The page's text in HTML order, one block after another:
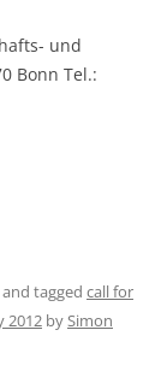
und
Bonn Tel.:
and tagged call for
2012 bySimon